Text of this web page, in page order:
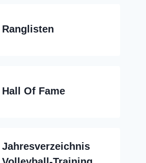
Ranglisten
Hall Of Fame
Jahresverzeichnis